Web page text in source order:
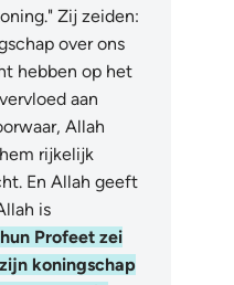
Zij zeiden:
over ons
hebben op het
aan
Allah
rijkelijk
En Allah geeft
is
Profeet zei
koningschap